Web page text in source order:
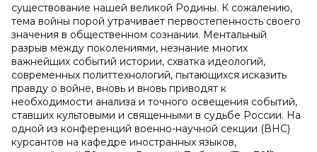
существование нашей великой Родины. К сожалению,
тема войны порой утрачивает первостепенность своего
значения в общественном сознании. Ментальный
разрыв между поколениями, незнание многих
важнейших событий истории, схватка идеологий,
современных политтехнологий, пытающихся исказить
правду о войне, вновь и вновь приводят к
необходимости анализа и точного освещения событий,
ставших культовыми и священными в судьбе России. На
одной из конференций военно-научной секции (ВНС)
курсантов на кафедре иностранных языков,